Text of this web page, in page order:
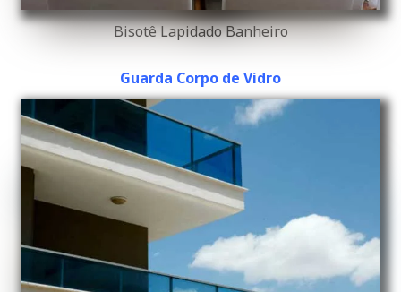
Bisotê Lapidado Banheiro
Guarda Corpo de Vidro